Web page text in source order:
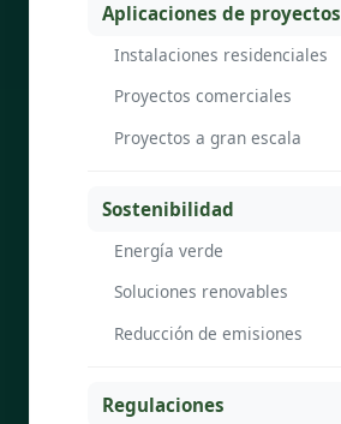
Aplicaciones de proyectos
Instalaciones residenciales
Proyectos comerciales
Proyectos a gran escala
Sostenibilidad
Energía verde
Soluciones renovables
Reducción de emisiones
Regulaciones